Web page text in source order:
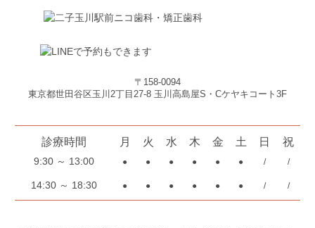
〒158-0094
東京都世田谷区玉川2丁目27-8 玉川高島屋S・Cケヤキコート3F
診療時間 月 火 水 木 金 土 日 祝
9:30 ～ 13:00 ● ● ● ● ● ● / /
14:30 ～ 18:30 ● ● ● ● ● ● / /